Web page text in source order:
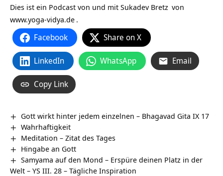
Dies ist ein Podcast von und mit Sukadev Bretz von
www.yoga-vidya.de .
Facebook Share on X
LinkedIn WhatsApp Email
Copy Link
Gott wirkt hinter jedem einzelnen – Bhagavad Gita IX 17
Wahrhaftigkeit
Meditation – Zitat des Tages
Hingabe an Gott
Samyama auf den Mond – Erspüre deinen Platz in der
Welt – YS III. 28 – Tägliche Inspiration